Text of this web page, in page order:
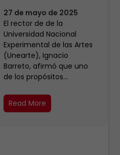
27 de mayo de 2025
El rector de de la
Universidad Nacional
Experimental de las Artes
(Unearte), Ignacio
Barreto, afirmó que uno
de los propósitos…
Read More